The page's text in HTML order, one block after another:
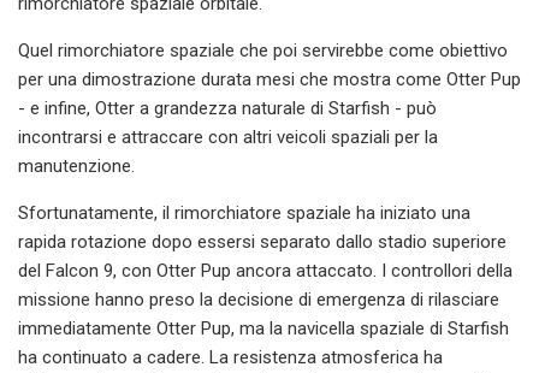
Quel rimorchiatore spaziale che poi servirebbe come obiettivo
per una dimostrazione durata mesi che mostra come Otter Pup
- e infine, Otter a grandezza naturale di Starfish - può
incontrarsi e attraccare con altri veicoli spaziali per la
manutenzione.
Sfortunatamente, il rimorchiatore spaziale ha iniziato una
rapida rotazione dopo essersi separato dallo stadio superiore
del Falcon 9, con Otter Pup ancora attaccato. I controllori della
missione hanno preso la decisione di emergenza di rilasciare
immediatamente Otter Pup, ma la navicella spaziale di Starfish
ha continuato a cadere. La resistenza atmosferica ha